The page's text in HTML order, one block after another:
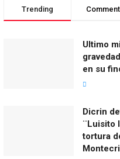
Trending
Ultimo
en su
Dicrin
¨Luisito
tortura